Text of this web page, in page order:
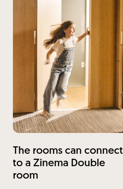
The rooms can connect
to a Zinema Double
room